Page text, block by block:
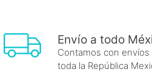
Envío a todo
Contamos con envíos
toda la República